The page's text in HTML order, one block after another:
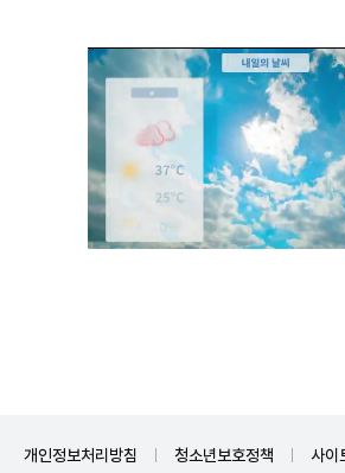
개인정보처리방침 청소년보호정책 사이